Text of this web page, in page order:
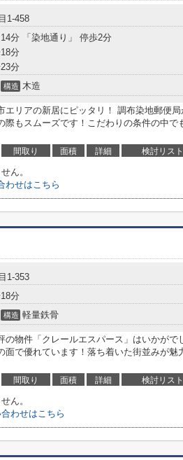
1-458
14分 「染地通り」 停歩2分
分
分
構造 木造
エリアの新居にピッタリ！ 調布染地郵便局
際もスムーズです！こだわりの条件の中で
間取り 面積 詳細 検討リスト
ん。
わせはこちら
1-353
分
構造 軽量鉄骨
の物件「クレールエスパース」はいかがで
面で優れています！落ち着いた街並みが魅
間取り 面積 詳細 検討リスト
ん。
わせはこちら